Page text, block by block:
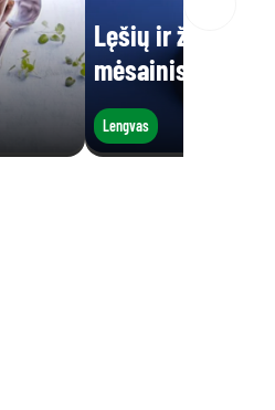
Lęšių ir žiedinių
mėsainis
Lengvas